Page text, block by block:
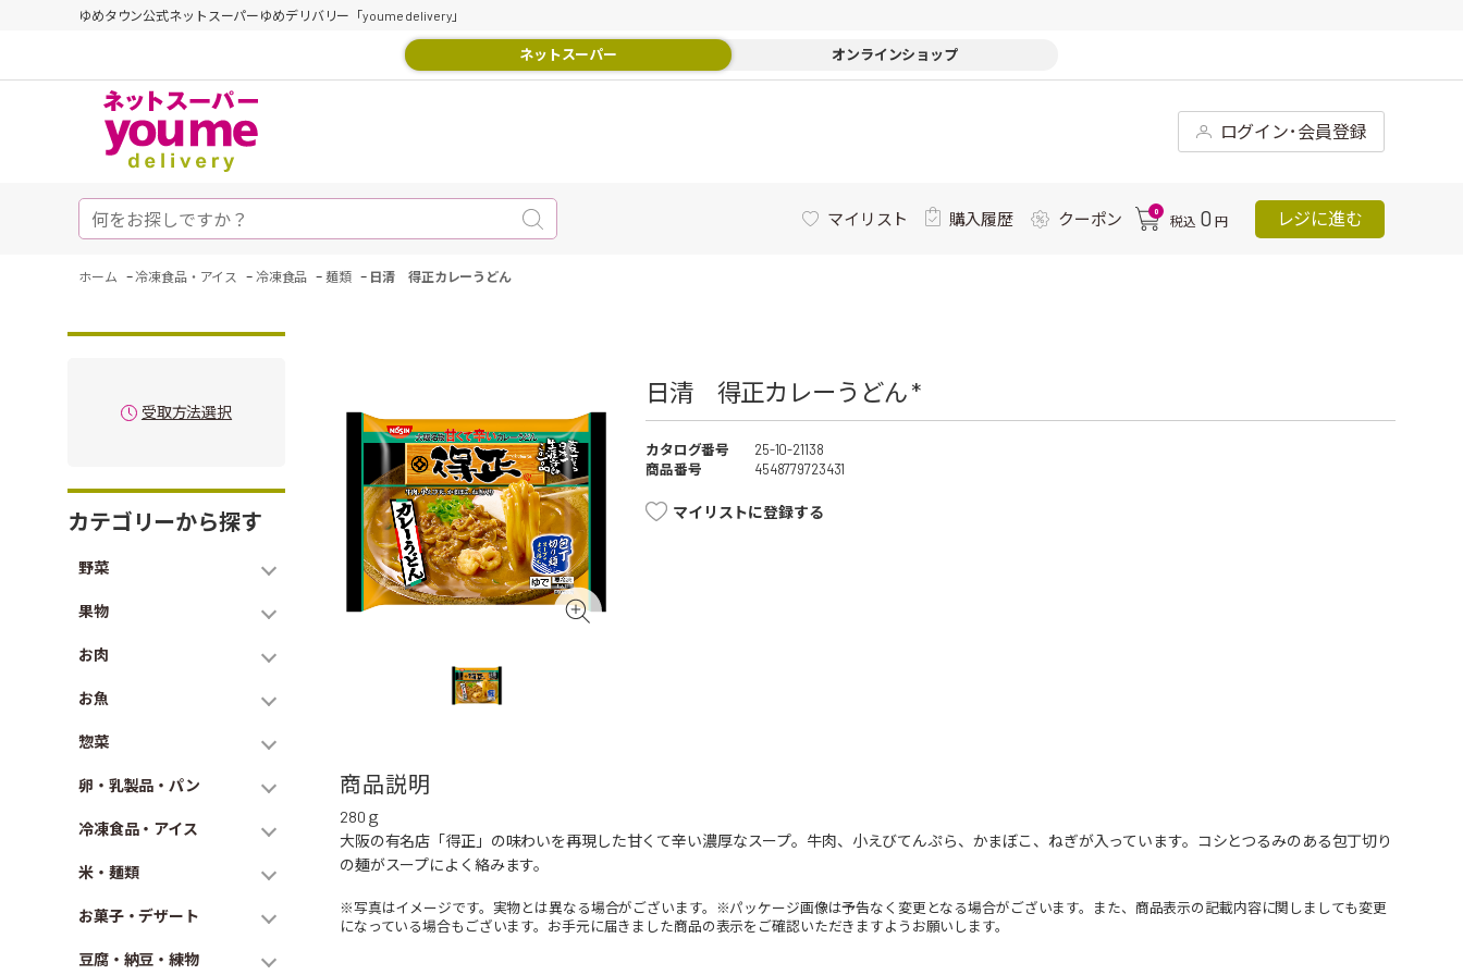
ゆめタウン公式ネットスーパーゆめデリバリー「youme delivery」
ネットスーパー オンラインショップ
ログイン･会員登録
マイリスト 購入履歴 クーポン 0
税込 0 円 レジに進む
ホーム - 冷凍食品・アイス - 冷凍食品 - 麺類 - 日清 得正カレーうどん
受取方法選択
カテゴリーから探す
野菜
果物
お肉
お魚
惣菜
卵・乳製品・パン
冷凍食品・アイス
米・麺類
お菓子・デザート
豆腐・納豆・練物
日清 得正カレーうどん *
カタログ番号
25-10-21138
商品番号
4548779723431
マイリストに登録する
商品説明
280ｇ
大阪の有名店「得正」の味わいを再現した甘くて辛い濃厚なスープ。牛肉、小えびてんぷら、かまぼこ、ねぎが入っています。コシとつるみのある包丁切り
の麺がスープによく絡みます。
※写真はイメージです。実物とは異なる場合がございます。※パッケージ画像は予告なく変更となる場合がございます。また、商品表示の記載内容に関しましても変更
になっている場合もございます。お手元に届きました商品の表示をご確認いただきますようお願いします。